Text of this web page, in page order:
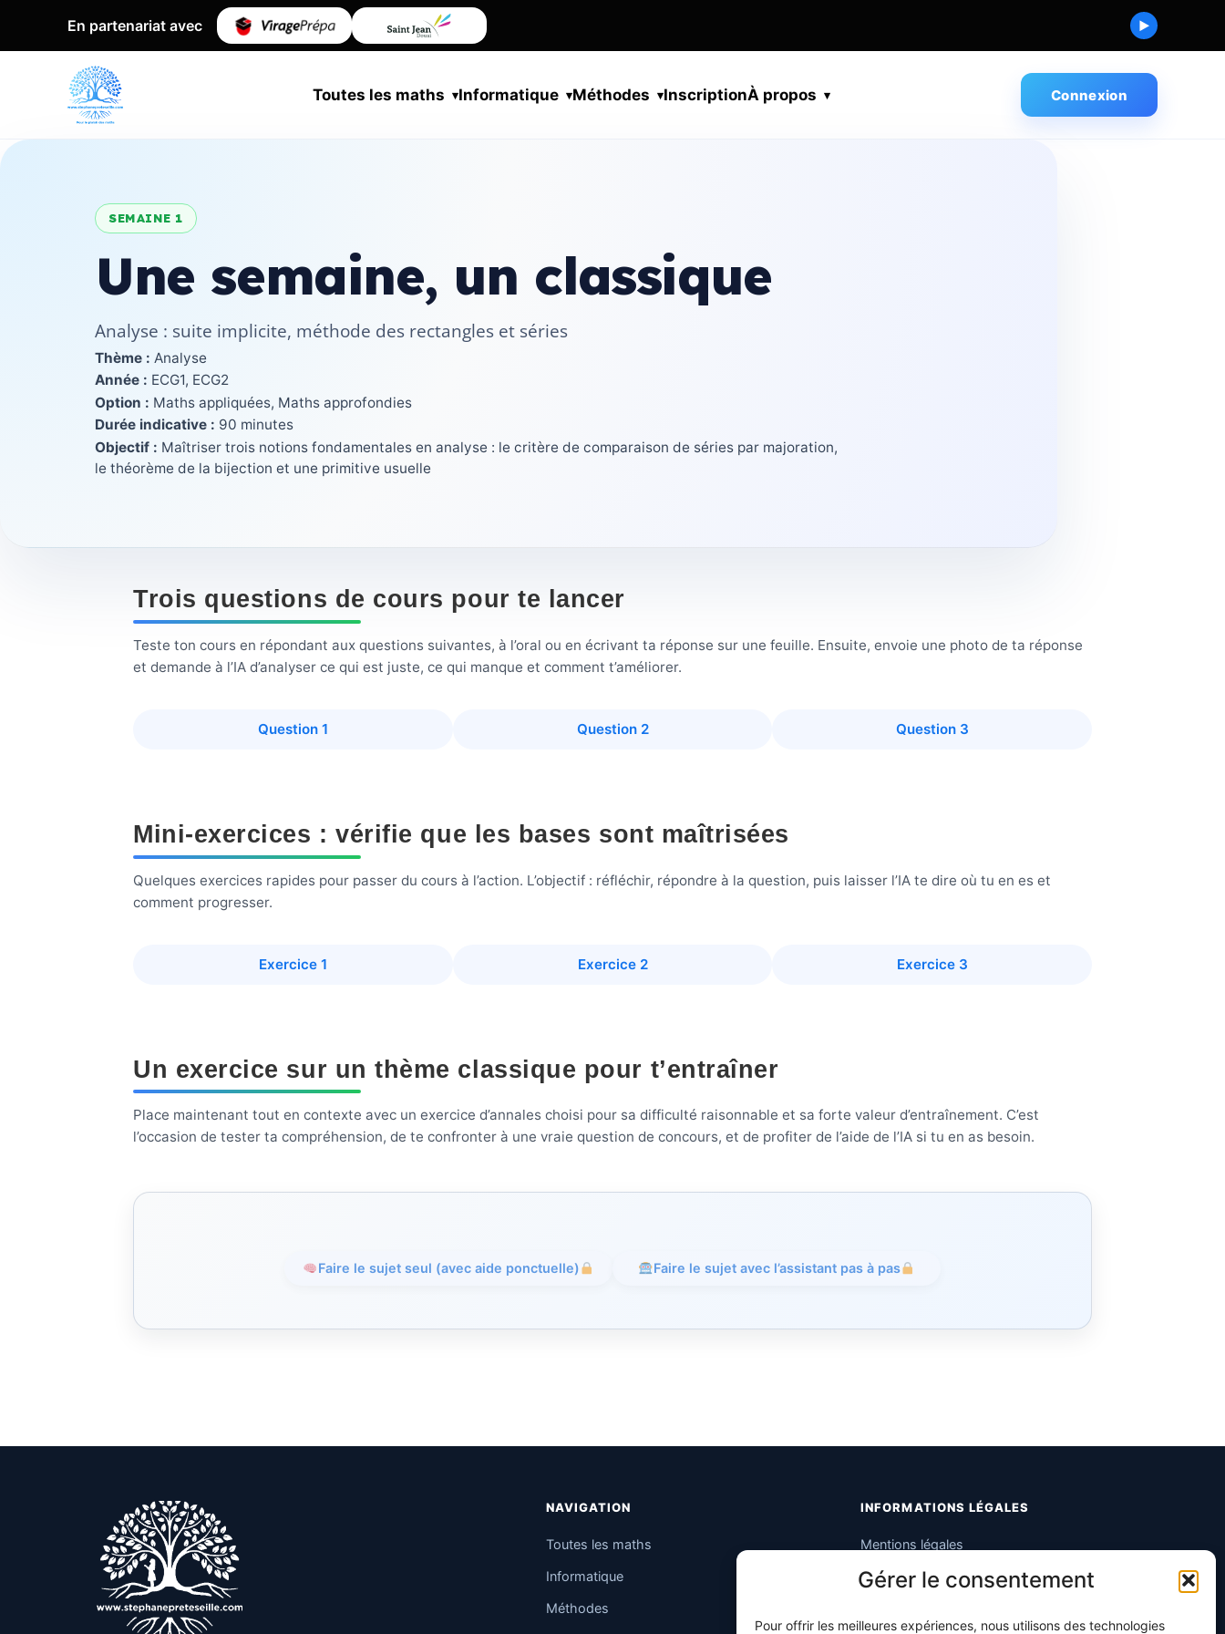
Gérer le consentement
Pour offrir les meilleures expériences, nous utilisons des technologies
En partenariat avec ▶
Toutes les maths Informatique Méthodes InscriptionÀ propos Connexion
SEMAINE 1
Une semaine, un classique
Analyse : suite implicite, méthode des rectangles et séries
Thème : Analyse
Année : ECG1, ECG2
Option : Maths appliquées, Maths approfondies
Durée indicative : 90 minutes
Objectif : Maîtriser trois notions fondamentales en analyse : le critère de comparaison de séries par majoration,
le théorème de la bijection et une primitive usuelle
Trois questions de cours pour te lancer
Teste ton cours en répondant aux questions suivantes, à l’oral ou en écrivant ta réponse sur une feuille. Ensuite, envoie une photo de ta réponse
et demande à l’IA d’analyser ce qui est juste, ce qui manque et comment t’améliorer.
Question 1 Question 2 Question 3
Mini-exercices : vérifie que les bases sont maîtrisées
Quelques exercices rapides pour passer du cours à l’action. L’objectif : réfléchir, répondre à la question, puis laisser l’IA te dire où tu en es et
comment progresser.
Exercice 1 Exercice 2 Exercice 3
Un exercice sur un thème classique pour t’entraîner
Place maintenant tout en contexte avec un exercice d’annales choisi pour sa difficulté raisonnable et sa forte valeur d’entraînement. C’est
l’occasion de tester ta compréhension, de te confronter à une vraie question de concours, et de profiter de l’aide de l’IA si tu en as besoin.
Faire le sujet seul (avec aide ponctuelle) Faire le sujet avec l’assistant pas à pas
NAVIGATION
Toutes les maths
Informatique
Méthodes
INFORMATIONS LÉGALES
Mentions légales
Politique de confidentialité